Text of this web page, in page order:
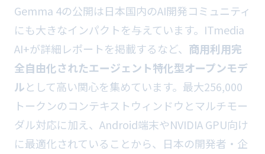
Gemma 4の公開は日本国内のAI開発コミュニティ
にも大きなインパクトを与えています。ITmedia
AI+が詳細レポートを掲載するなど、 商用利用完
全自由化されたエージェント特化型オープンモデ
ルとして高い関心を集めています。最大256,000
トークンのコンテキストウィンドウとマルチモー
ダル対応に加え、Android端末やNVIDIA GPU向け
に最適化されていることから、日本の開発者・企